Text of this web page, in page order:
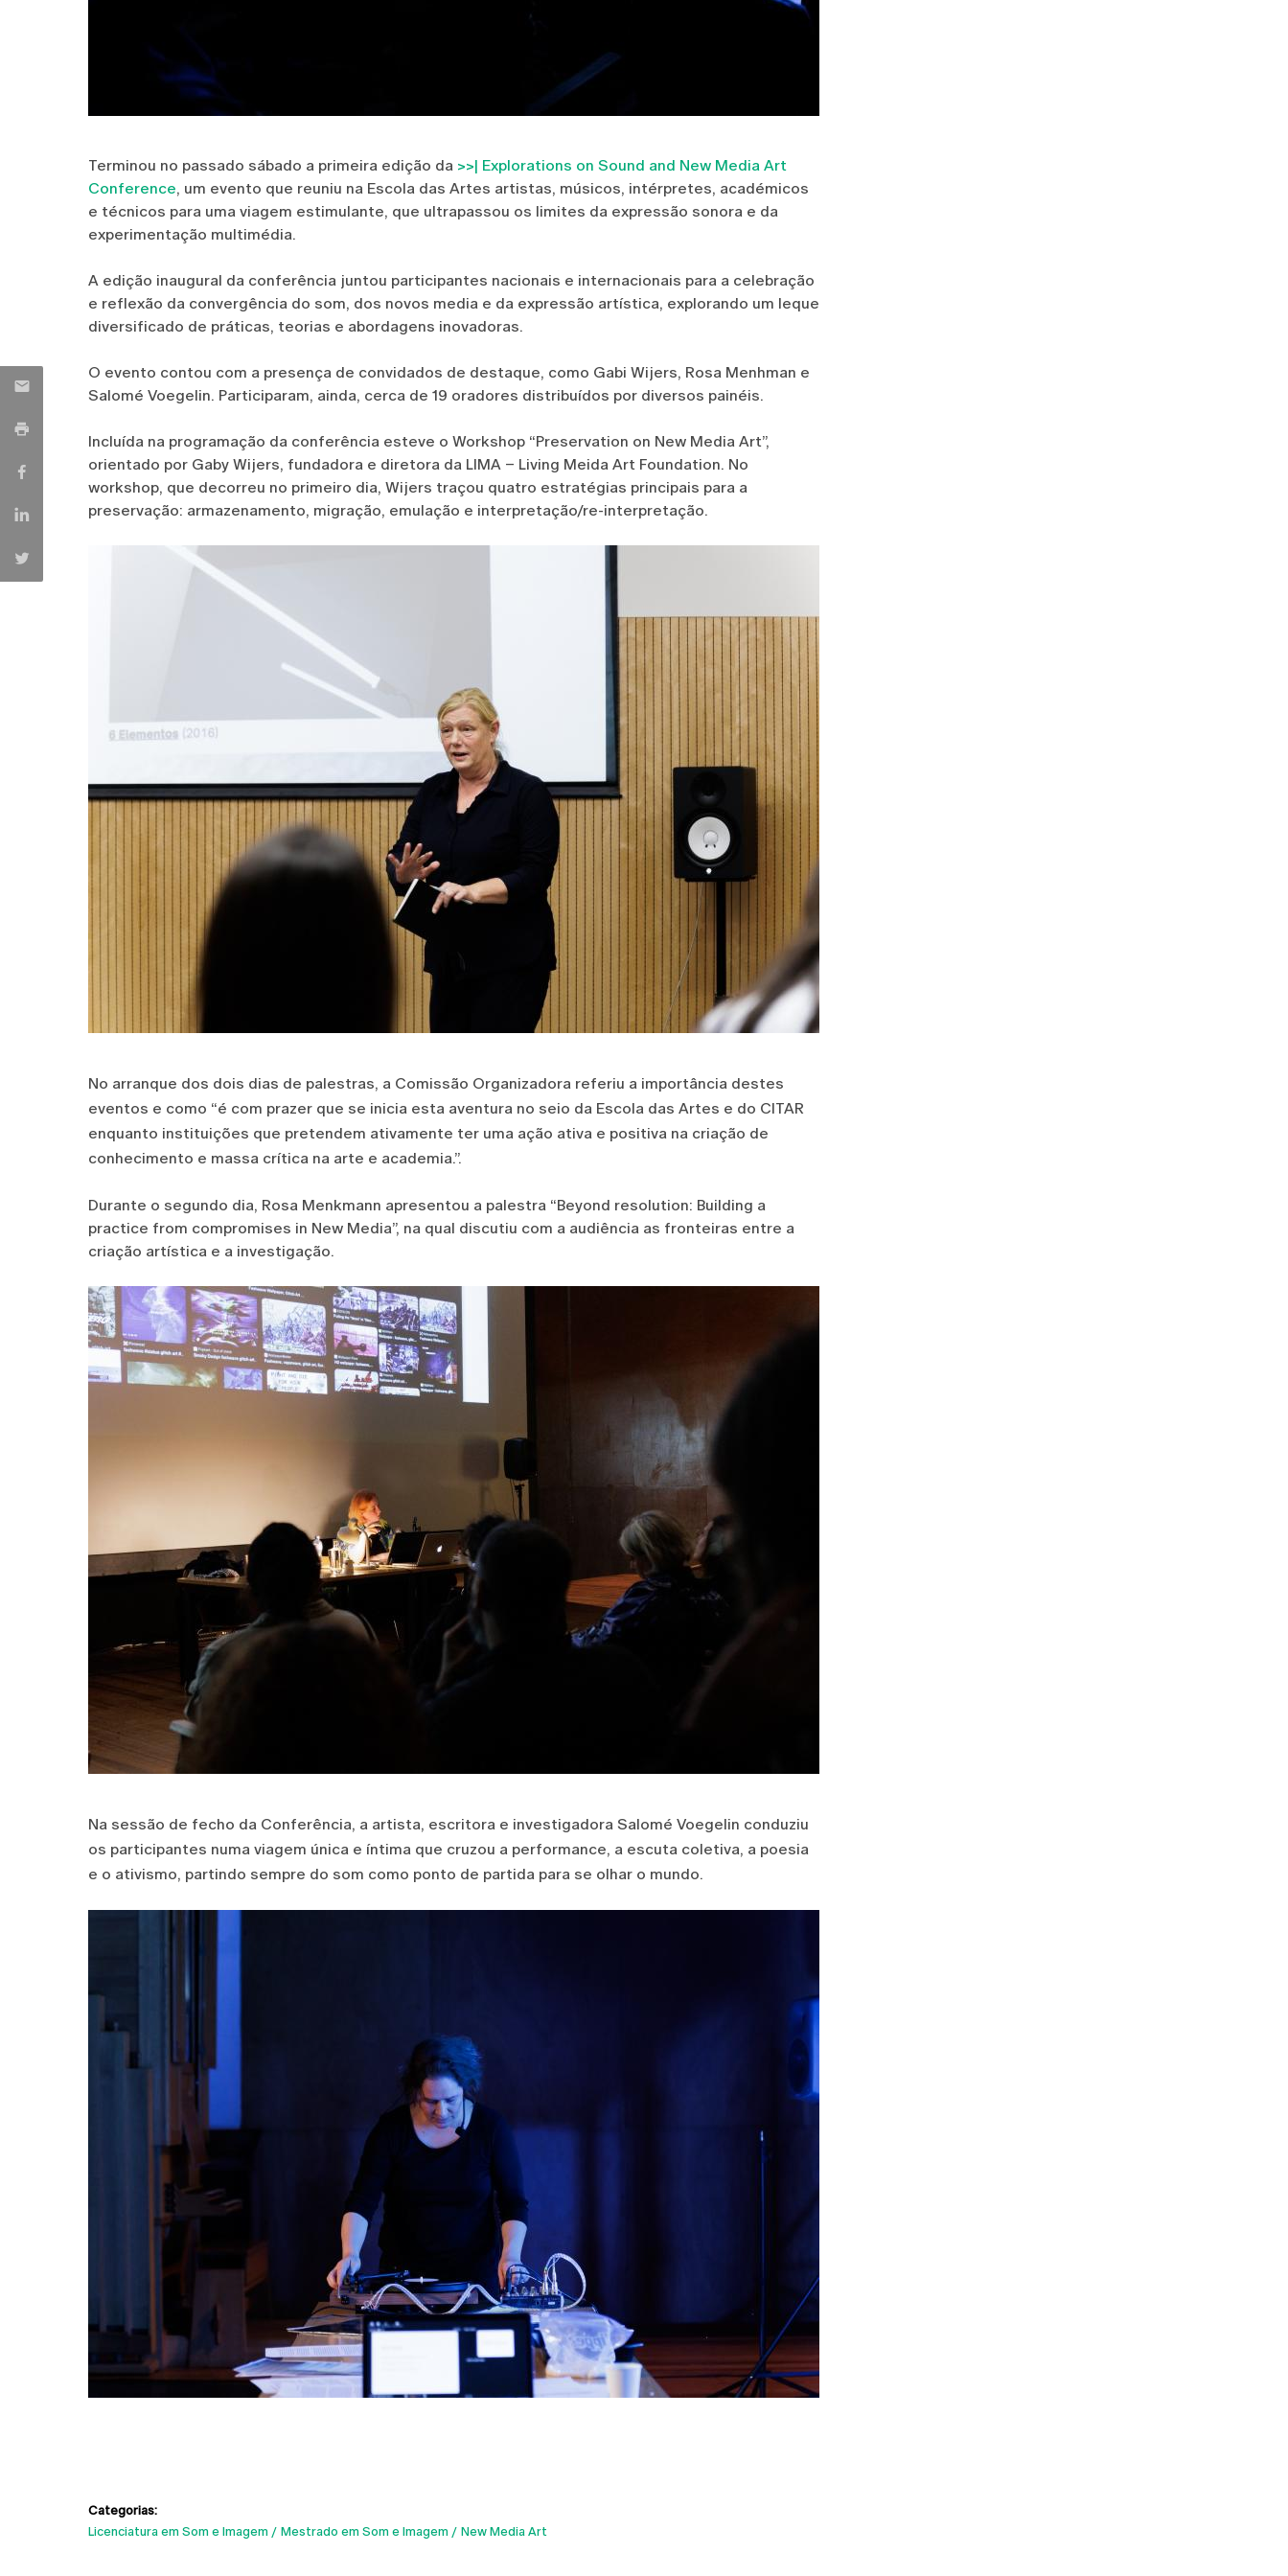
Terminou no passado sábado a primeira edição da >>| Explorations on Sound and New Media Art
Conference, um evento que reuniu na Escola das Artes artistas, músicos, intérpretes, académicos
e técnicos para uma viagem estimulante, que ultrapassou os limites da expressão sonora e da
experimentação multimédia.
A edição inaugural da conferência juntou participantes nacionais e internacionais para a celebração
e reflexão da convergência do som, dos novos media e da expressão artística, explorando um leque
diversificado de práticas, teorias e abordagens inovadoras.
O evento contou com a presença de convidados de destaque, como Gabi Wijers, Rosa Menhman e
Salomé Voegelin. Participaram, ainda, cerca de 19 oradores distribuídos por diversos painéis.
Incluída na programação da conferência esteve o Workshop “Preservation on New Media Art”,
orientado por Gaby Wijers, fundadora e diretora da LIMA – Living Meida Art Foundation. No
workshop, que decorreu no primeiro dia, Wijers traçou quatro estratégias principais para a
preservação: armazenamento, migração, emulação e interpretação/re-interpretação.
No arranque dos dois dias de palestras, a Comissão Organizadora referiu a importância destes
eventos e como “é com prazer que se inicia esta aventura no seio da Escola das Artes e do CITAR
enquanto instituições que pretendem ativamente ter uma ação ativa e positiva na criação de
conhecimento e massa crítica na arte e academia.”.
Durante o segundo dia, Rosa Menkmann apresentou a palestra “Beyond resolution: Building a
practice from compromises in New Media”, na qual discutiu com a audiência as fronteiras entre a
criação artística e a investigação.
Na sessão de fecho da Conferência, a artista, escritora e investigadora Salomé Voegelin conduziu
os participantes numa viagem única e íntima que cruzou a performance, a escuta coletiva, a poesia
e o ativismo, partindo sempre do som como ponto de partida para se olhar o mundo.
Categorias:
Licenciatura em Som e Imagem
Mestrado em Som e Imagem New Media Art